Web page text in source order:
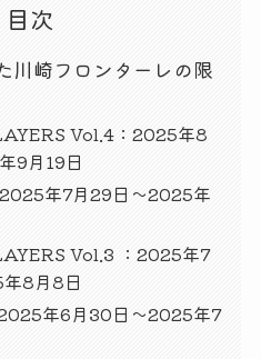
目次
川崎フロンターレの限
Vol.4：2025年8
9月19日
年7月29日～2025年
Vol.3 ：2025年7
8月8日
年6月30日～2025年7